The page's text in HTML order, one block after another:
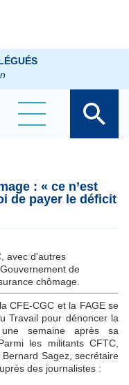
: « ce n’est
de payer le déficit
avec d'autres
de
chômage.
CFE-CGC et la FAGE se
Travail pour dénoncer la
une semaine après sa
les militants CFTC,
Sagez, secrétaire
des journalistes :